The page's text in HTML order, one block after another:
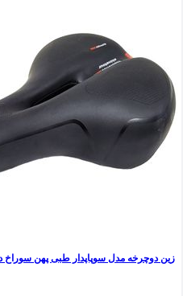
زین دوچرخه مدل سوپاپدار طبی پهن سوراخ